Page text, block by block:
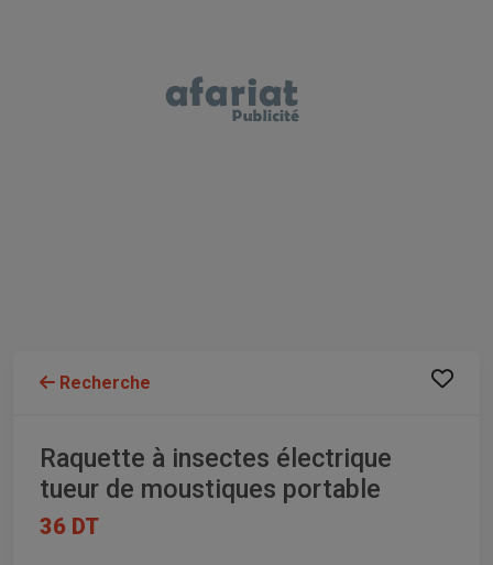
Recherche
Raquette à insectes électrique
tueur de moustiques portable
36 DT